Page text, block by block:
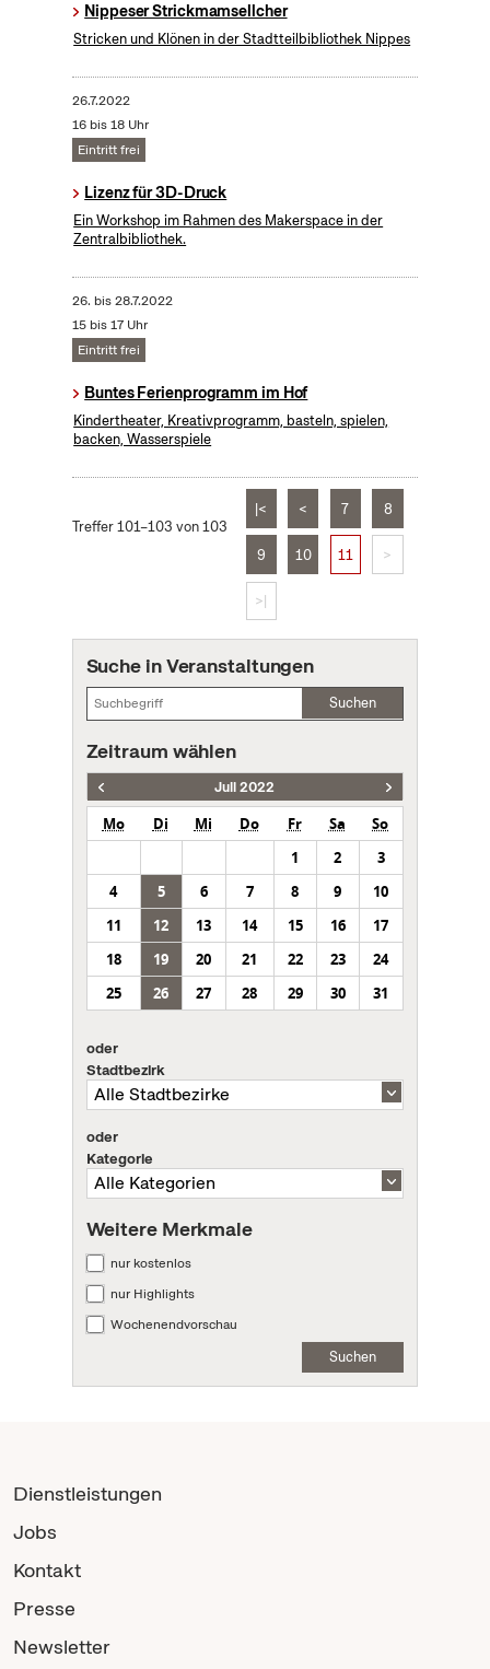
Nippeser Strickmamsellcher
Stricken und Klönen in der Stadtteilbibliothek Nippes
26.7.2022
16 bis 18 Uhr
Eintritt frei
Lizenz für 3D-Druck
Ein Workshop im Rahmen des Makerspace in der
Zentralbibliothek.
26. bis28.7.2022
15 bis 17 Uhr
Eintritt frei
Buntes Ferienprogramm im Hof
Kindertheater, Kreativprogramm, basteln, spielen,
backen, Wasserspiele
Treffer 101–103 von 103
|< < 7 8
9 10 11 >
>|
Suche in Veranstaltungen
Suchen
Zeitraum wählen
Juli 2022
Mo Di Mi Do Fr Sa
So
1
2
3
4
5 6 7 8 9
10
11
12 13 14 15 16
17
18
19 20 21 22 23
24
25
26 27 28 29 30 31
oder
Stadtbezirk
oder
Kategorie
Weitere Merkmale
nur kostenlos
nur Highlights
Wochenendvorschau
Suchen
Dienstleistungen
Jobs
Kontakt
Presse
Newsletter